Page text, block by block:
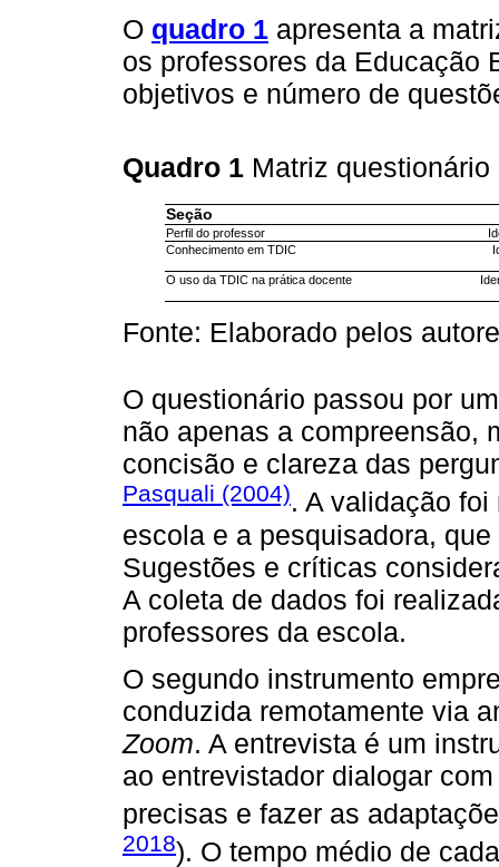
O quadro 1 apresenta a
os professores da Educação
objetivos e número de
Quadro 1 Matriz
Seção
Perfil do professor
Conhecimento em TDIC
O uso da TDIC na prática docente
Fonte: Elaborado pelos
O questionário passou por
não apenas a compreensão,
concisão e clareza das
Pasquali (2004). A validação
escola e a pesquisadora,
Sugestões e críticas
A coleta de dados foi
professores da escola.
O segundo instrumento
conduzida remotamente via
Zoom. A entrevista é um
ao entrevistador dialogar
precisas e fazer as
2018). O tempo médio de